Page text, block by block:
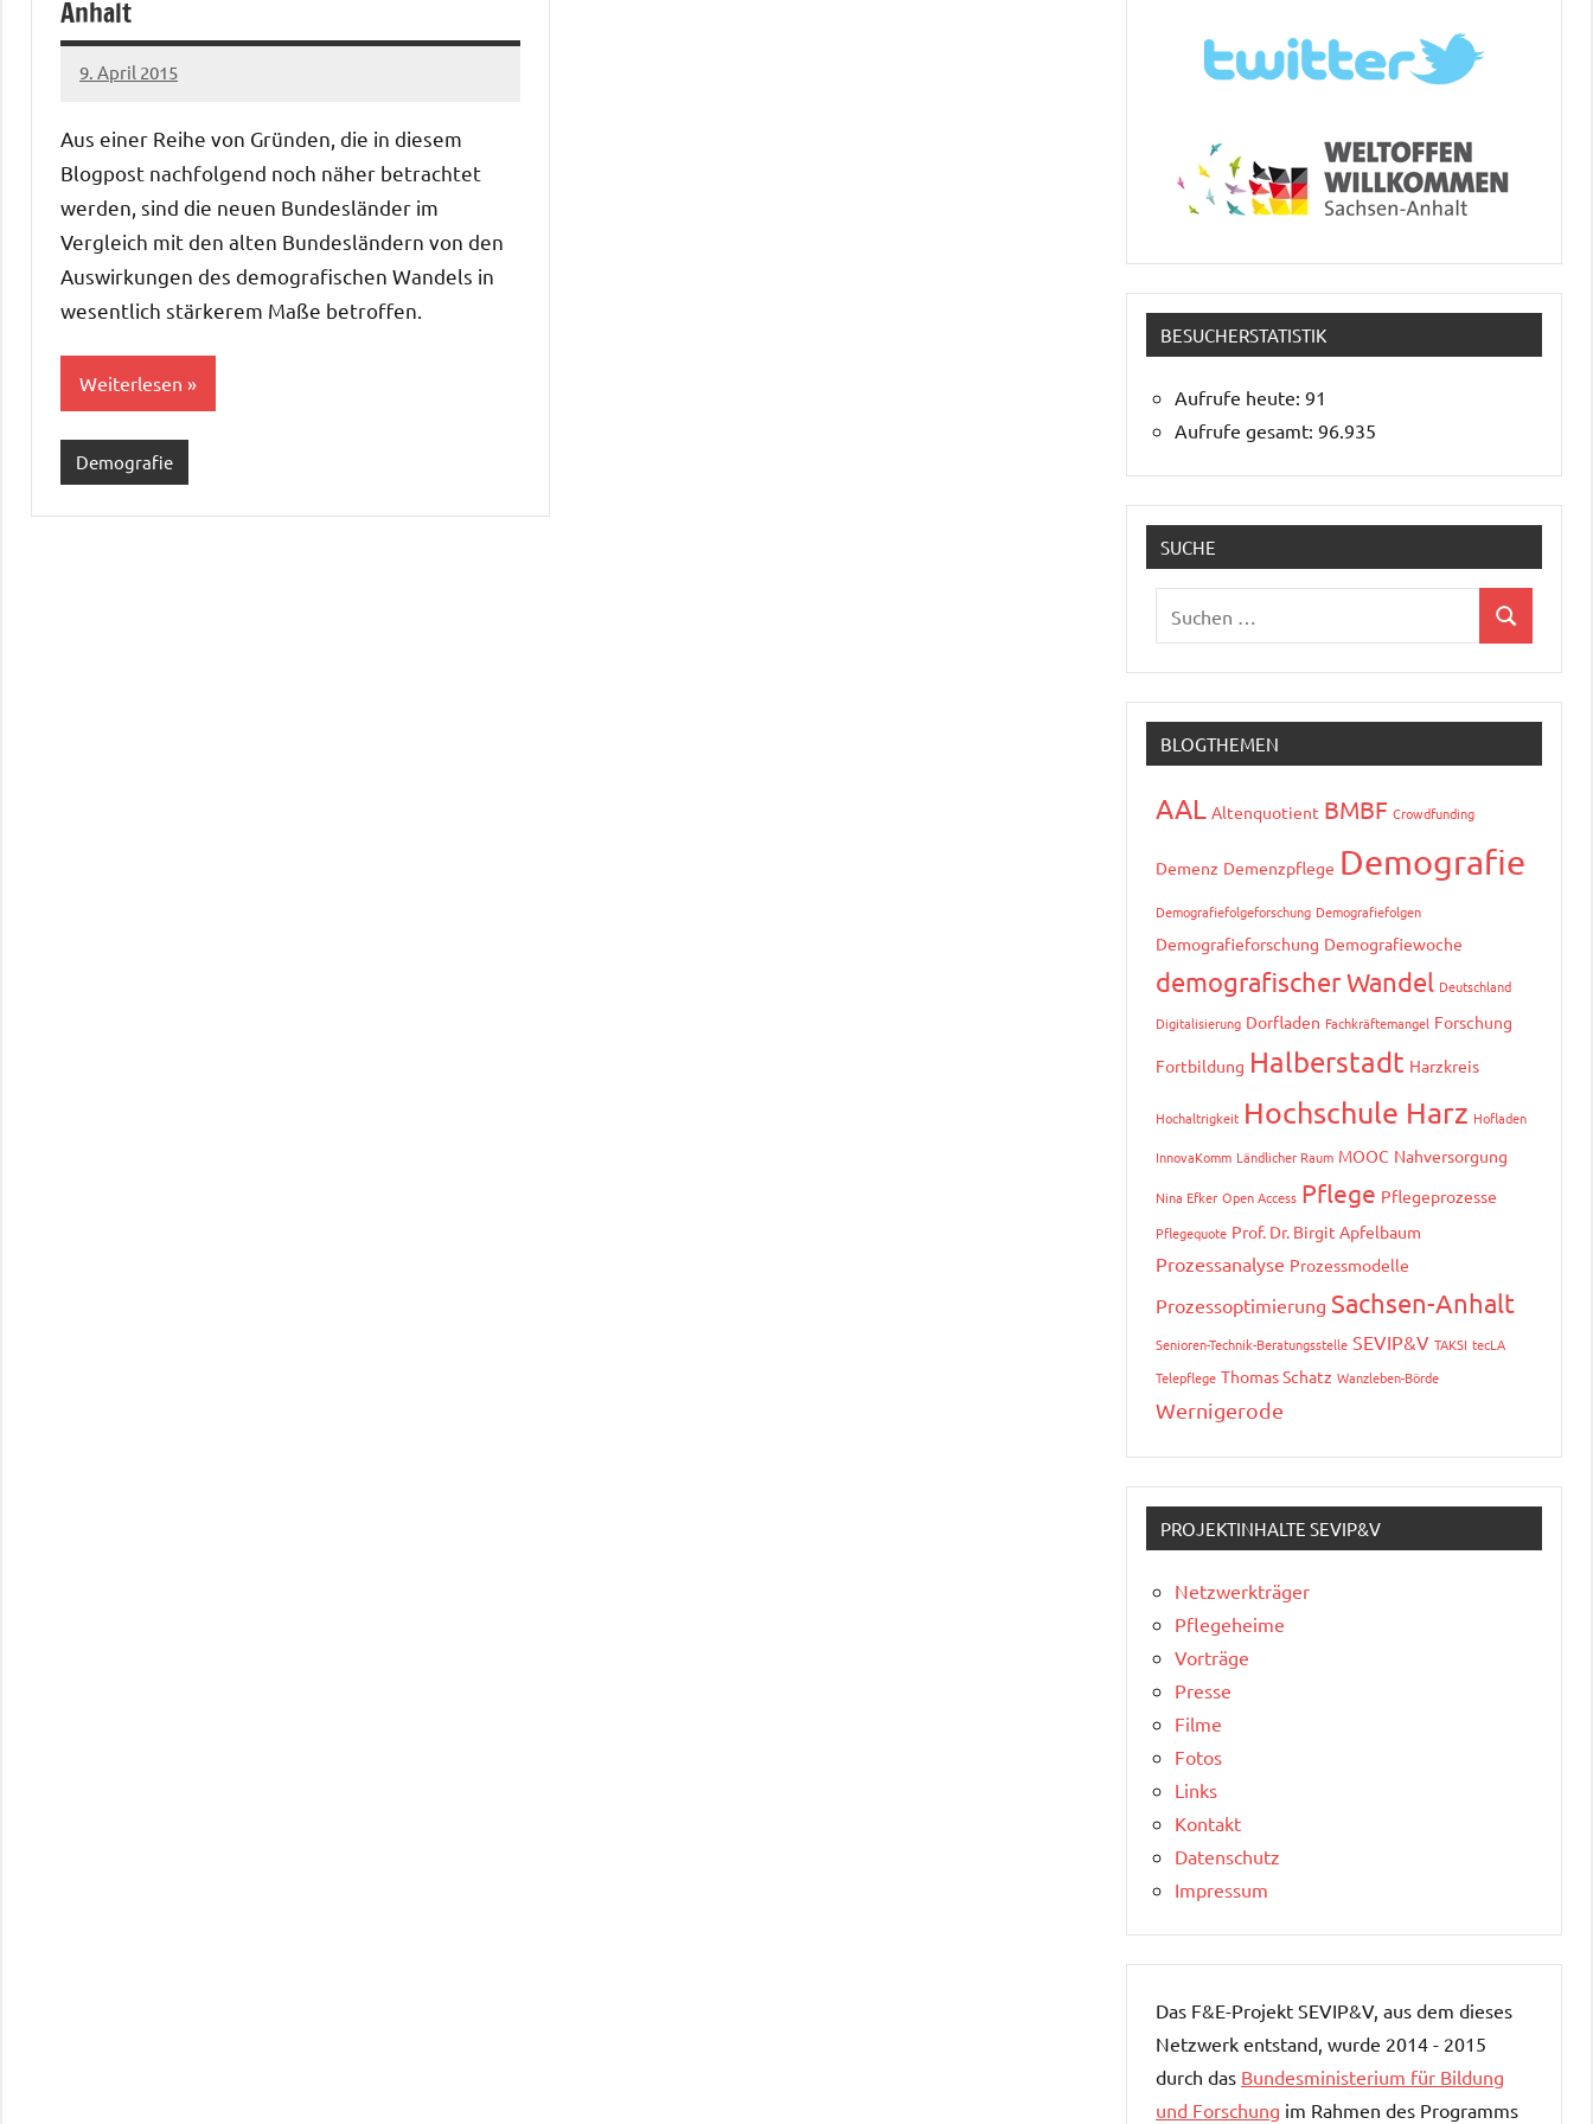
Anhalt
9. April 2015
Christian
3
Aus einer Reihe von Gründen, die in diesem
Blogpost nachfolgend noch näher betrachtet
werden, sind die neuen Bundesländer im
Vergleich mit den alten Bundesländern von den
Auswirkungen des demografischen Wandels in
wesentlich stärkerem Maße betroffen.
Weiterlesen
Demografie
BESUCHERSTATISTIK
Aufrufe heute: 91
Aufrufe gesamt: 96.935
SUCHE
nach:
Suchen
BLOGTHEMEN
AAL Altenquotient BMBF Crowdfunding
Demenz Demenzpflege Demografie
Demografiefolgeforschung Demografiefolgen
Demografieforschung Demografiewoche
demografischer Wandel Deutschland
Digitalisierung Dorfladen Fachkräftemangel Forschung
Fortbildung Halberstadt Harzkreis
Hochaltrigkeit Hochschule Harz Hofladen
InnovaKomm Ländlicher Raum MOOC Nahversorgung
Nina Efker Open Access Pflege Pflegeprozesse
Pflegequote Prof. Dr. Birgit Apfelbaum
Prozessanalyse Prozessmodelle
Prozessoptimierung Sachsen-Anhalt
Senioren-Technik-Beratungsstelle SEVIP&V TAKSI tecLA
Telepflege Thomas Schatz Wanzleben-Börde
Wernigerode
PROJEKTINHALTE SEVIP&V
Netzwerkträger
Pflegeheime
Vorträge
Presse
Filme
Fotos
Links
Kontakt
Datenschutz
Impressum
Das F&E-Projekt SEVIP&V, aus dem dieses
Netzwerk entstand, wurde 2014 - 2015
durch das Bundesministerium für Bildung
und Forschung im Rahmen des Programms